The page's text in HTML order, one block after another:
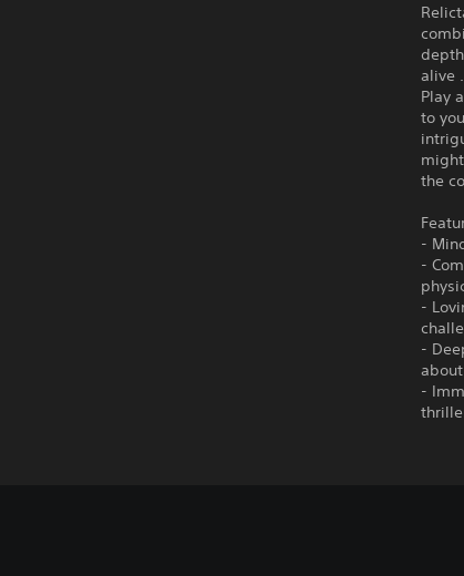
alive
Play
to
the
-
-
-
-
-